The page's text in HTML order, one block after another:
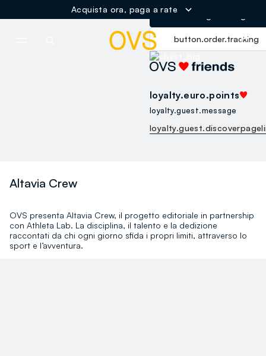
Acquista ora, paga a rate
NAVIGATION.ARIA.GOTOMAINCONTENT
button.loginandregister
button.order.tracking
loyalty.euro.points
loyalty.guest.message
Altavia Crew
OVS presenta Altavia Crew, il progetto editoriale in partnership
con Athleta Lab. La disciplina, il talento e la dedizione
raccontati da chi ogni giorno sfida i propri limiti, attraverso lo
sport e l’avventura.